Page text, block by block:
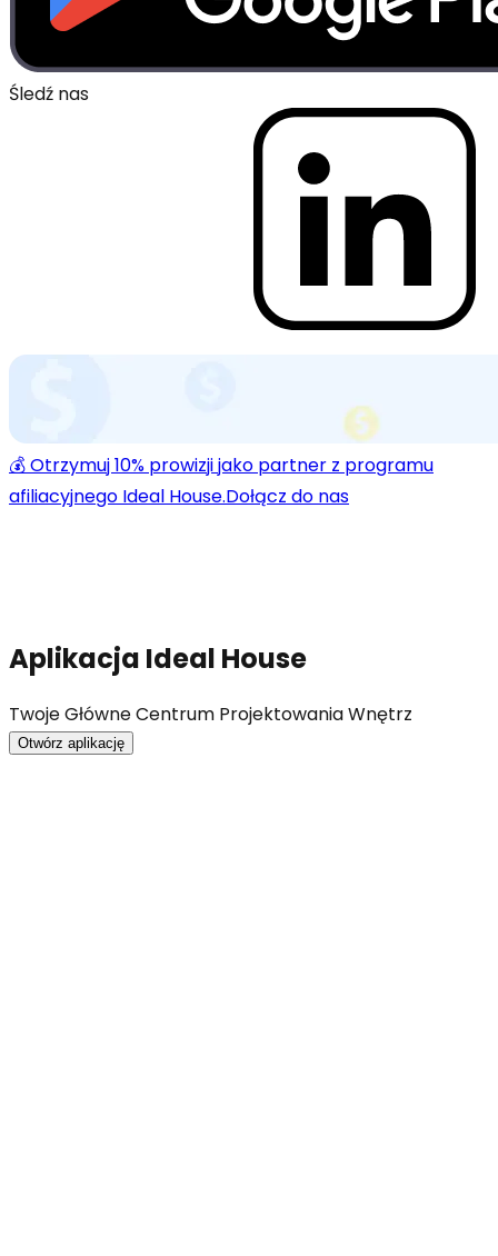
Śledź nas
💰 Otrzymuj 10% prowizji jako partner z programu
afiliacyjnego Ideal House.Dołącz do nas
Aplikacja Ideal House
Twoje Główne Centrum Projektowania Wnętrz
Otwórz aplikację